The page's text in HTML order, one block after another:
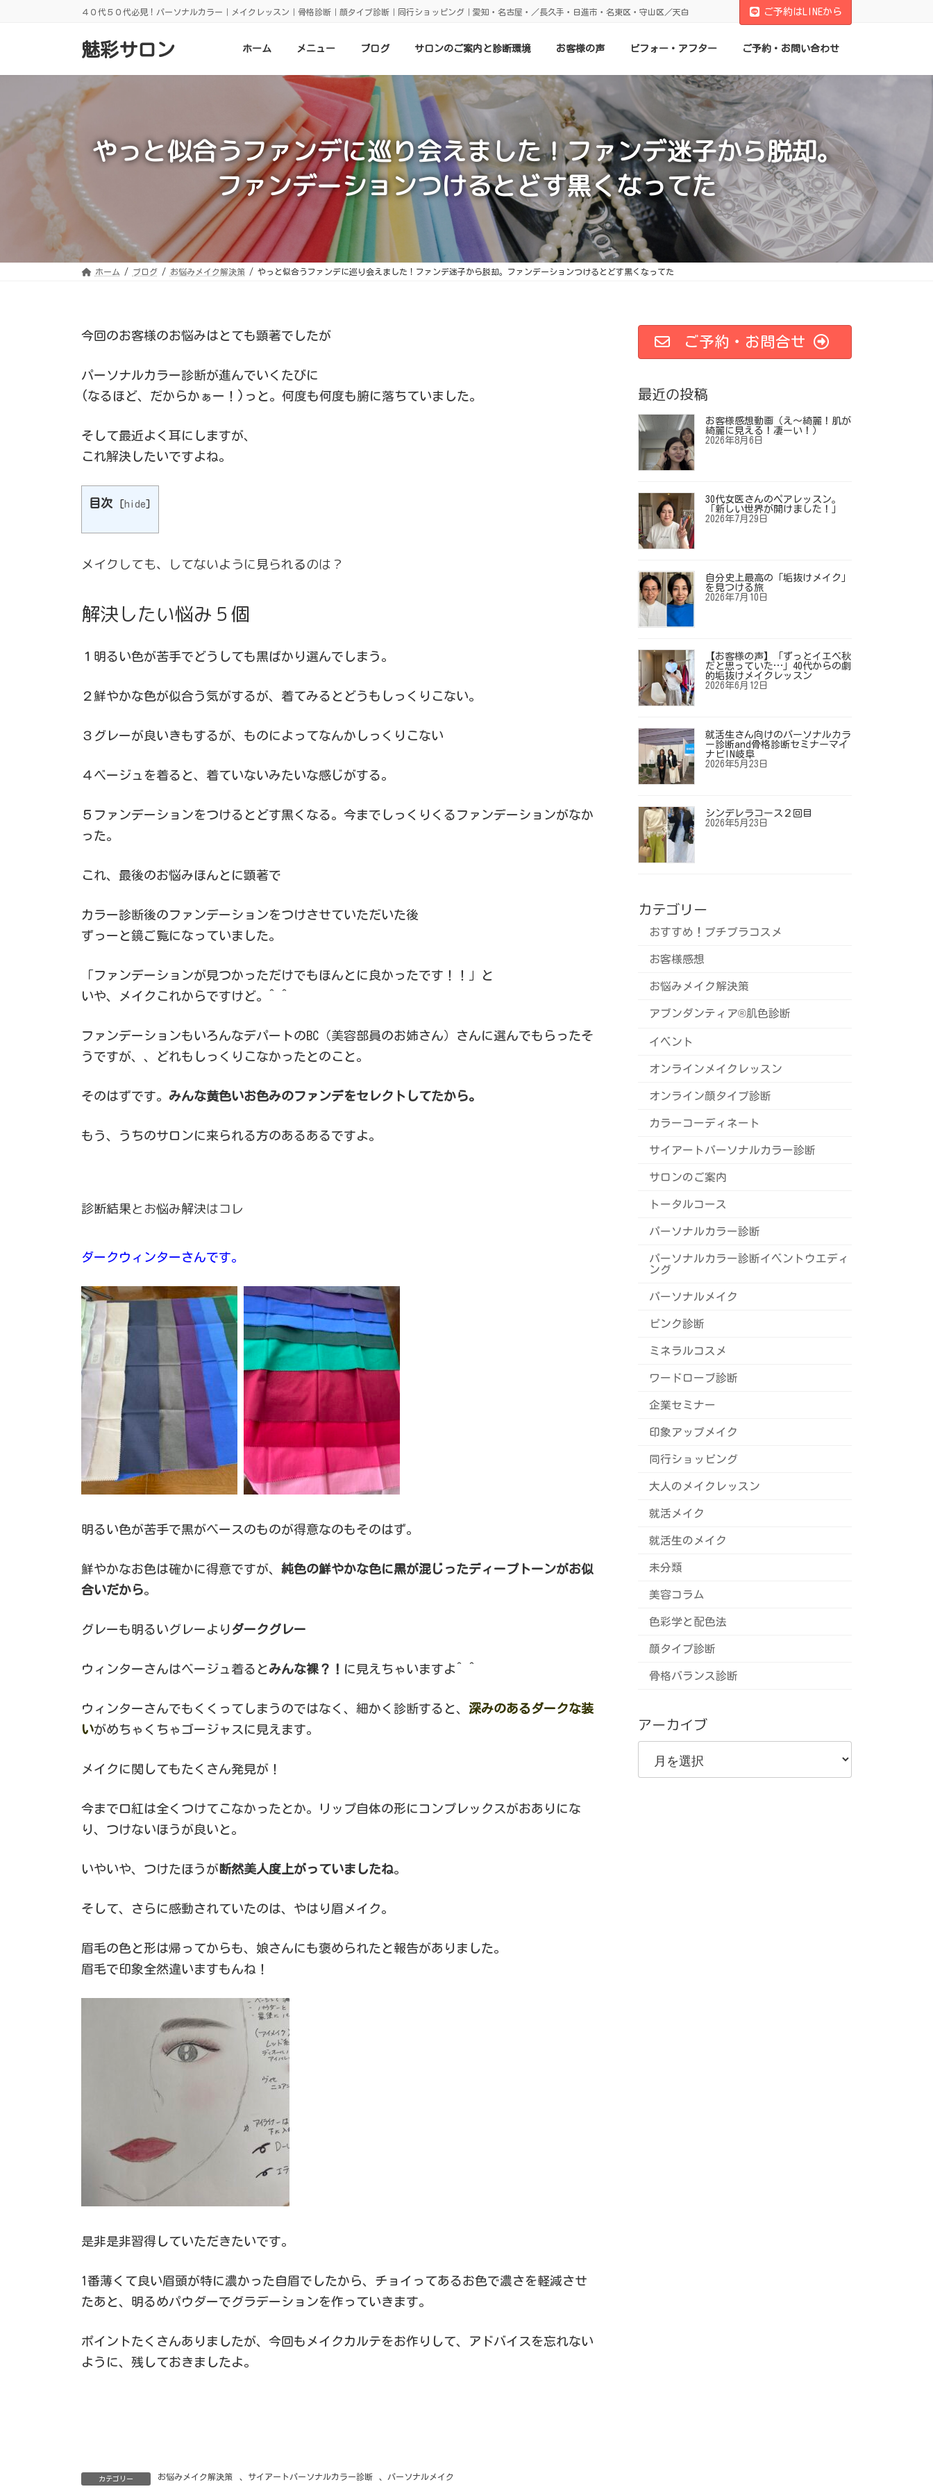
４０代５０代必見！パーソナルカラー｜メイクレッスン｜骨格診断｜顔タイプ診断｜同行ショッピング｜愛知・名古屋・／長久手・日進市・名東区・守山区／天白 ご予約はLINEから
魅彩サロン ホーム メニュー ブログ サロンのご案内と診断環境 お客様の声 ビフォー・アフター ご予約・お問い合わせ
やっと似合うファンデに巡り会えました！ファンデ迷子から脱却。
ファンデーションつけるとどす黒くなってた
ホーム ブログ お悩みメイク解決策 やっと似合うファンデに巡り会えました！ファンデ迷子から脱却。ファンデーションつけるとどす黒くなってた
今回のお客様のお悩みはとても顕著でしたが
パーソナルカラー診断が進んでいくたびに
(なるほど、だからかぁー！)っと。何度も何度も腑に落ちていました。
そして最近よく耳にしますが、
これ解決したいですよね。
目次 [hide]
メイクしても、してないように見られるのは？
解決したい悩み５個
１明るい色が苦手でどうしても黒ばかり選んでしまう。
２鮮やかな色が似合う気がするが、着てみるとどうもしっくりこない。
３グレーが良いきもするが、ものによってなんかしっくりこない
４ベージュを着ると、着ていないみたいな感じがする。
５ファンデーションをつけるとどす黒くなる。今までしっくりくるファンデーションがなか
った。
これ、最後のお悩みほんとに顕著で
カラー診断後のファンデーションをつけさせていただいた後
ずっーと鏡ご覧になっていました。
「ファンデーションが見つかっただけでもほんとに良かったです！！」と
いや、メイクこれからですけど。^ ^
ファンデーションもいろんなデパートのBC（美容部員のお姉さん）さんに選んでもらったそ
うですが、、どれもしっくりこなかったとのこと。
そのはずです。 みんな黄色いお色みのファンデをセレクトしてたから。
もう、うちのサロンに来られる方のあるあるですよ。
診断結果とお悩み解決はコレ
ダークウィンターさんです。
明るい色が苦手で黒がベースのものが得意なのもそのはず。
鮮やかなお色は確かに得意ですが、 純色の鮮やかな色に黒が混じったディープトーンがお似
合いだから。
グレーも明るいグレーより ダークグレー
ウィンターさんはベージュ着るとみんな裸？！ に見えちゃいますよ^ ^
ウィンターさんでもくくってしまうのではなく、細かく診断すると、 深みのあるダークな装
いがめちゃくちゃゴージャスに見えます。
メイクに関してもたくさん発見が！
今まで口紅は全くつけてこなかったとか。リップ自体の形にコンプレックスがおありにな
り、つけないほうが良いと。
いやいや、つけたほうが 断然美人度上がっていましたね。
そして、さらに感動されていたのは、やはり眉メイク。
眉毛の色と形は帰ってからも、娘さんにも褒められたと報告がありました。
眉毛で印象全然違いますもんね！
是非是非習得していただきたいです。
1番薄くて良い眉頭が特に濃かった自眉でしたから、チョイってあるお色で濃さを軽減させ
たあと、明るめパウダーでグラデーションを作っていきます。
ポイントたくさんありましたが、今回もメイクカルテをお作りして、アドバイスを忘れない
ように、残しておきましたよ。
カテゴリー お悩みメイク解決策 サイアートパーソナルカラー診断 パーソナルメイク
ご予約・お問合せ
最近の投稿
お客様感想動画（え～綺麗！肌が
綺麗に見える！凄ーい！）
2026年8月6日
30代女医さんのペアレッスン。
「新しい世界が開けました！」
2026年7月29日
自分史上最高の「垢抜けメイク」
を見つける旅
2026年7月10日
【お客様の声】「ずっとイエベ秋
だと思っていた…」40代からの劇
的垢抜けメイクレッスン
2026年6月12日
就活生さん向けのパーソナルカラ
ー診断and骨格診断セミナーマイ
ナビIN岐阜
2026年5月23日
シンデレラコース２回目
2026年5月23日
カテゴリー
おすすめ！プチプラコスメ
お客様感想
お悩みメイク解決策
アブンダンティア®️肌色診断
イベント
オンラインメイクレッスン
オンライン顔タイプ診断
カラーコーディネート
サイアートパーソナルカラー診断
サロンのご案内
トータルコース
パーソナルカラー診断
パーソナルカラー診断イベントウエディ
ング
パーソナルメイク
ピンク診断
ミネラルコスメ
ワードローブ診断
企業セミナー
印象アップメイク
同行ショッピング
大人のメイクレッスン
就活メイク
就活生のメイク
未分類
美容コラム
色彩学と配色法
顔タイプ診断
骨格バランス診断
アーカイブ
ア
イ